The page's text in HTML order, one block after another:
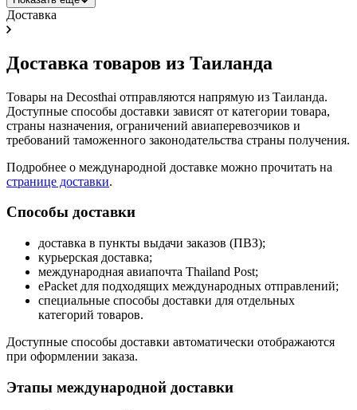
Доставка
Доставка товаров из Таиланда
Товары на Decosthai отправляются напрямую из Таиланда.
Доступные способы доставки зависят от категории товара,
страны назначения, ограничений авиаперевозчиков и
требований таможенного законодательства страны получения.
Подробнее о международной доставке можно прочитать на
странице доставки.
Способы доставки
доставка в пункты выдачи заказов (ПВЗ);
курьерская доставка;
международная авиапочта Thailand Post;
ePacket для подходящих международных отправлений;
специальные способы доставки для отдельных
категорий товаров.
Доступные способы доставки автоматически отображаются
при оформлении заказа.
Этапы международной доставки